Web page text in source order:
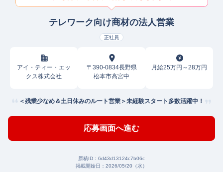
テレワーク向け商材の法人営業
正社員
アイ・ティー・エッ
クス株式会社
〒390-0834長野県
松本市高宮中
月給25万円～28万円
＜残業少なめ＆土日休みのルート営業＞未経験スタート多数活躍中！
応募画面へ進む
原稿ID： 6d43d13124c7b06c
掲載開始日： 2026/05/20（水）